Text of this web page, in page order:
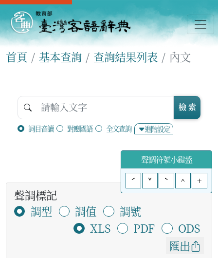
首頁 基本查詢 查詢結果列表 內文
詞目音讀 對應國語 全文查詢 進階設定
檢 索
聲調符號小鍵盤
ˊ
ˇ ˋ ^ +
聲調標記
調型
調值
調號
XLS
PDF
ODS
匯出